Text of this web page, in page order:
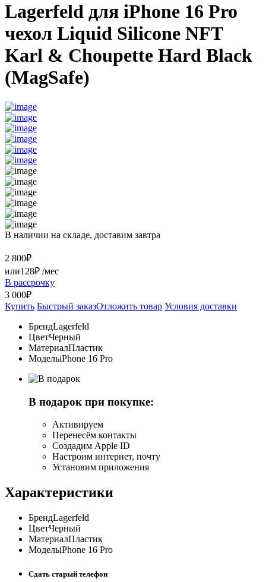
Lagerfeld для iPhone 16 Pro
чехол Liquid Silicone NFT
Karl & Choupette Hard Black
(MagSafe)
В наличии на складе, доставим завтра
2 800₽
или128₽ /мес
В рассрочку
3 000₽
Купить Быстрый заказОтложить товар Условия доставки
БрендLagerfeld
ЦветЧерный
МатериалПластик
МодельiPhone 16 Pro
В подарок при покупке:
Активируем
Перенесём контакты
Создадим Apple ID
Настроим интернет, почту
Установим приложения
Характеристики
БрендLagerfeld
ЦветЧерный
МатериалПластик
МодельiPhone 16 Pro
Сдать старый телефон